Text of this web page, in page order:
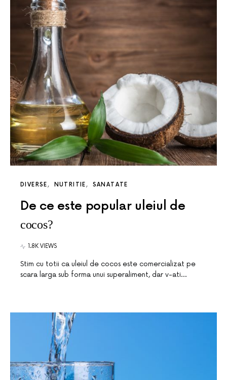
DIVERSE NUTRITIE SANATATE
De ce este popular uleiul de
cocos?
1.8K VIEWS
Stim cu totii ca uleiul de cocos este comercializat pe
scara larga sub forma unui superaliment, dar v-ati…